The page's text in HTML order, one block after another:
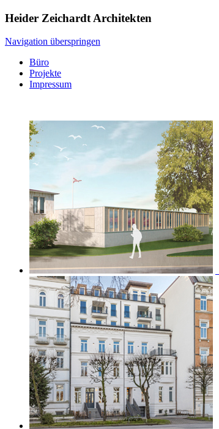
Heider Zeichardt Architekten
Navigation überspringen
Büro
Projekte
Impressum